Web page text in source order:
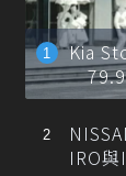
Kia
79.9
IRO